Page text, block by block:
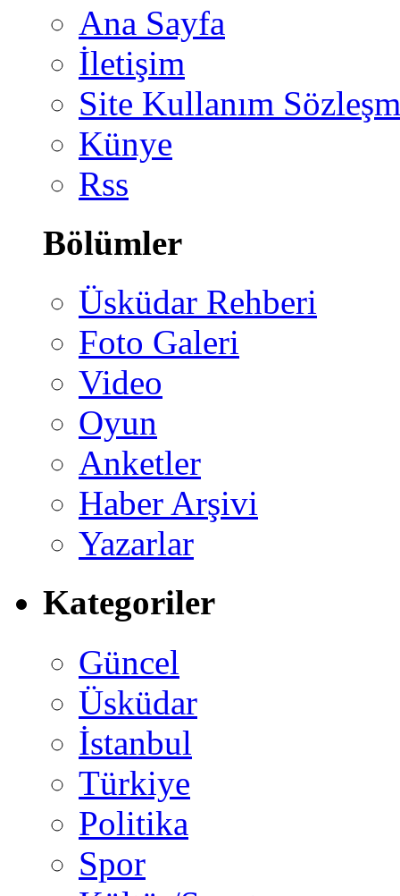
Ana Sayfa
İletişim
Site Kullanım
Künye
Rss
Bölümler
Üsküdar Rehberi
Foto Galeri
Video
Oyun
Anketler
Haber Arşivi
Yazarlar
Kategoriler
Güncel
Üsküdar
İstanbul
Türkiye
Politika
Spor